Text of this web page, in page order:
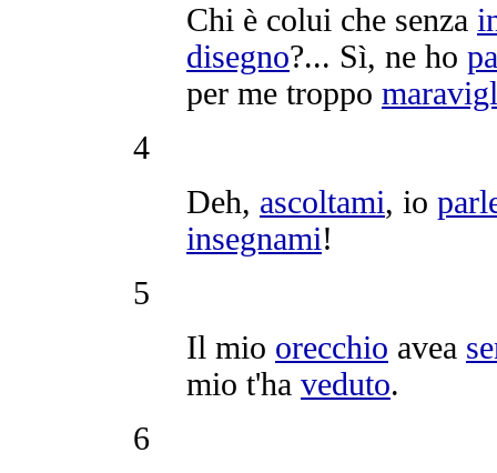
Chi è colui che senza
disegno?... Sì, ne ho
per me troppo
4
Deh, ascoltami, io
insegnami!
5
Il mio orecchio avea
mio t'ha veduto.
6